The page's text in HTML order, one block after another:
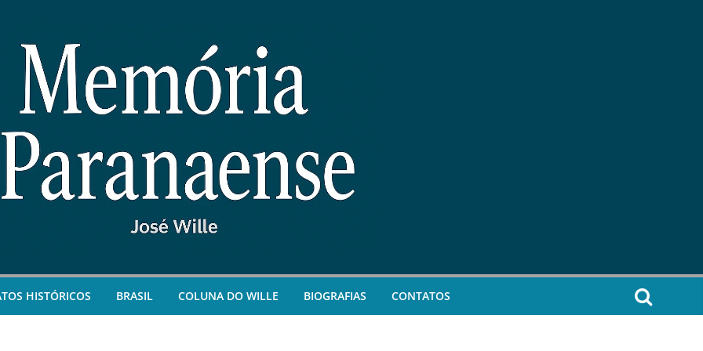
HISTÓRICOS BRASIL COLUNA DO WILLE BIOGRAFIAS CONTATOS